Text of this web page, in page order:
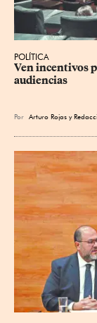
POLÍTICA
Ven incentivos
audiencias
Por Arturo Rojas y